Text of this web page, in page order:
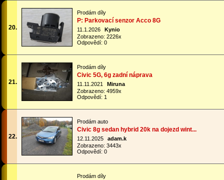
20.
Prodám díly
P: Parkovací senzor Acco 8G
11.1.2026
Kynio
Zobrazeno: 2226x
Odpovědí: 0
21.
Prodám díly
Civic 5G, 6g zadní náprava
11.11.2021
Miruna
Zobrazeno: 4959x
Odpovědí: 1
22.
Prodám auto
Civic 8g sedan hybrid 20k na dojezd wint...
12.11.2025
adam.k
Zobrazeno: 3443x
Odpovědí: 0
Prodám díly